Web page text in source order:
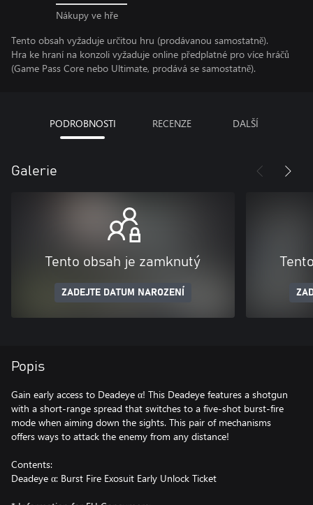
Nákupy ve hře
Tento obsah vyžaduje určitou hru (prodávanou samostatně).
Hra ke hraní na konzoli vyžaduje online předplatné pro více hráčů
(Game Pass Core nebo Ultimate, prodává se samostatně).
PODROBNOSTI RECENZE DALŠÍ
Galerie
Tento obsah je zamknutý
ZADEJTE DATUM NAROZENÍ
Popis
Gain early access to Deadeye α! This Deadeye features a shotgun
with a short-range spread that switches to a five-shot burst-fire
mode when aiming down the sights. This pair of mechanisms
offers ways to attack the enemy from any distance!
Contents:
Deadeye α: Burst Fire Exosuit Early Unlock Ticket